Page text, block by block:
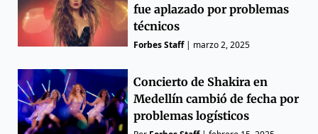
fue aplazado por problemas
técnicos
Forbes Staff| marzo 2, 2025
Concierto de Shakira en
Medellín cambió de fecha por
problemas logísticos